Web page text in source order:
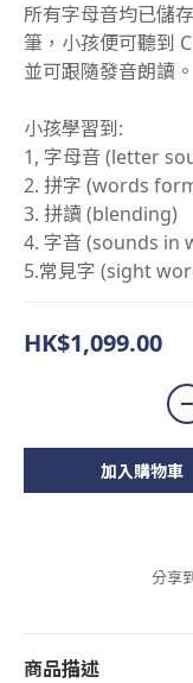
所有字母音均已儲
筆，小孩便可聽到
並可跟隨發音朗讀。
小孩學習到:
1, 字母音 (letter
2. 拼字 (words
3. 拼讀 (blending)
4. 字音 (sounds in
5.常見字 (sight
HK$1,099.00
加入購物車
分享
商品描述